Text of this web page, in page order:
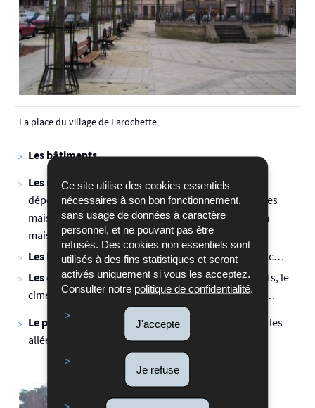
Ce site utilise des cookies essentiels
nécessaires à son bon fonctionnement,
sans usage de données à caractère
personnel, et ne pouvant pas être
refusés. Des cookies non essentiels sont
utilisés à des fins statistiques et seront
activés uniquement si vous les acceptez.
Consulter notre politique de confidentialité
J'accepte
Je refuse
La place du village de Larochette
Les bâtiments
Les maisons: les maisons agricoles et leurs
dépendances, les maisons artisanales et annexes, les
maisons de commerce, les maisons bourgeoises, la
maison du curé, etc…
Les bâtiments publics: la mairie, l’école, l’église, etc…
Les équipements publics: les ponts, les monuments, le
cimetière, le lavoir, le puits, la fontaine, la gare, etc…
Le paysage :
La végétation du paysage, les parcs et les
allées, les arbres, le gué ou les ruisseaux, etc…